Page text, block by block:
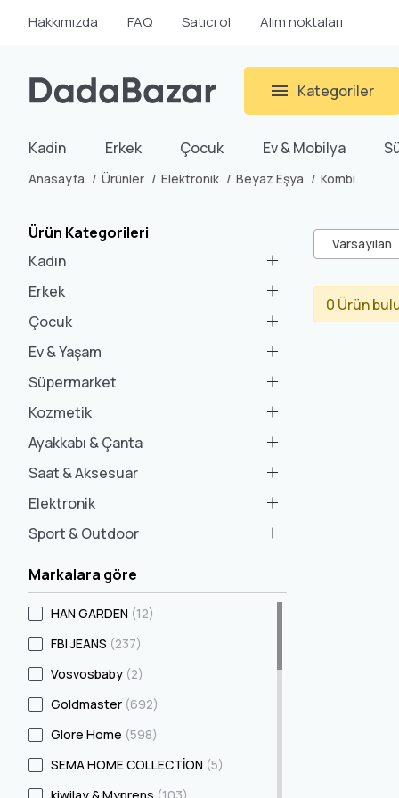
Hakkımızda FAQ Satıcı ol Alım noktaları
Kategoriler
Kadin Erkek Çocuk Ev & Mobilya
Anasayfa Ürünler Elektronik Beyaz Eşya Kombi
Ürün Kategorileri
Kadın
Erkek
Çocuk
Ev & Yaşam
Süpermarket
Kozmetik
Ayakkabı & Çanta
Saat & Aksesuar
Elektronik
Sport & Outdoor
Markalara göre
HAN GARDEN (12)
FBI JEANS (237)
Vosvosbaby (2)
Goldmaster (692)
Glore Home (598)
SEMA HOME COLLECTİON (5)
Varsayılan
0 Ürün